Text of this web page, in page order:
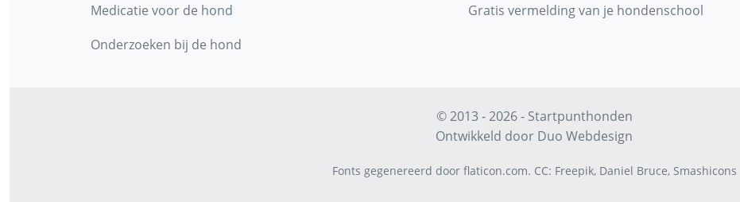
Medicatie voor de hond
Onderzoeken bij de hond
Gratis vermelding van je hondenschool
© 2013 - 2026 - Startpunthonden
Ontwikkeld door Duo Webdesign
Fonts gegenereerd door flaticon.com. CC: Freepik, Daniel Bruce, Smashicons